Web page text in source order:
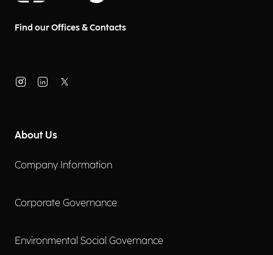
Find our Offices & Contacts
About Us
Company Information
Corporate Governance
Environmental Social Governance